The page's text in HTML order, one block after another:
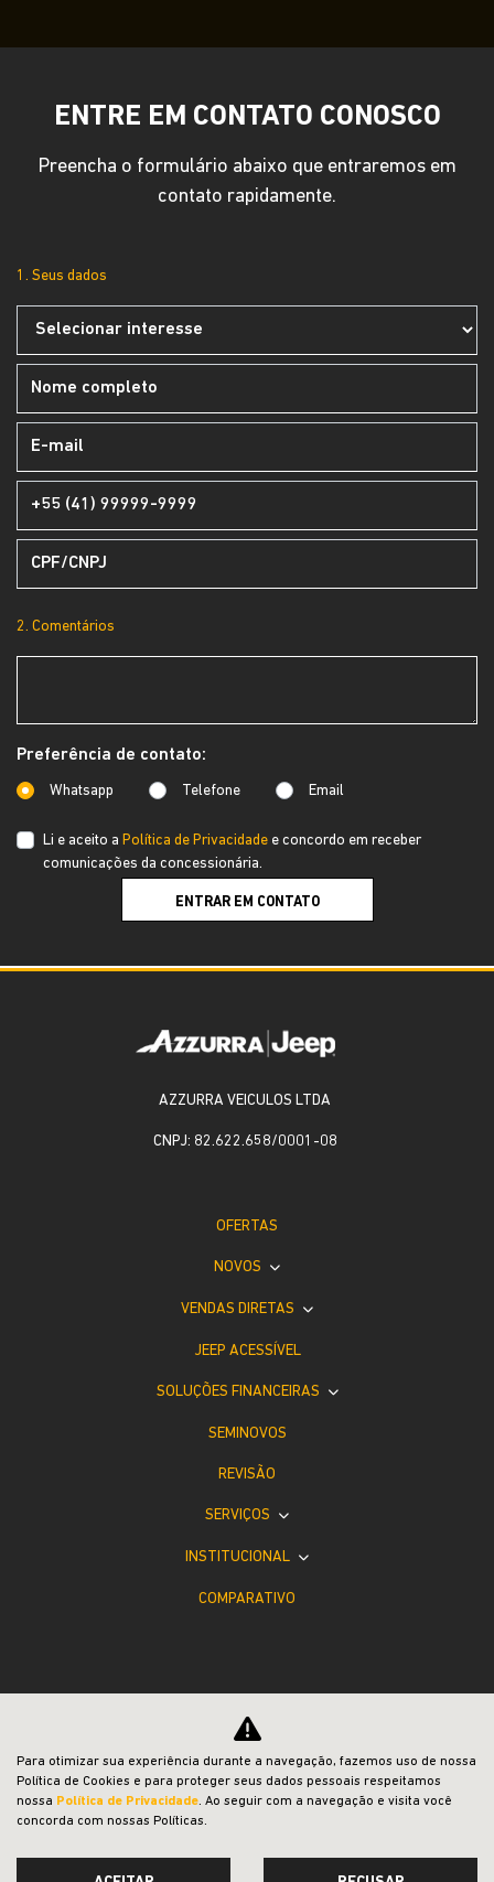
ENTRE EM CONTATO CONOSCO
Preencha o formulário abaixo que entraremos em
contato rapidamente.
1. Seus dados
2. Comentários
Preferência de contato:
Whatsapp Telefone Email
Li e aceito a Política de Privacidade e concordo em receber
comunicações da concessionária.
ENTRAR EM CONTATO
AZZURRA VEICULOS LTDA
CNPJ: 82.622.658/0001-08
OFERTAS
NOVOS
VENDAS DIRETAS
JEEP ACESSÍVEL
SOLUÇÕES FINANCEIRAS
SEMINOVOS
REVISÃO
SERVIÇOS
INSTITUCIONAL
COMPARATIVO
Desacelere. Seu bem maior é a vida.
Para otimizar sua experiência durante a navegação, fazemos uso de nossa
Política de Cookies e para proteger seus dados pessoais respeitamos
nossa Política de Privacidade. Ao seguir com a navegação e visita você
concorda com nossas Políticas.